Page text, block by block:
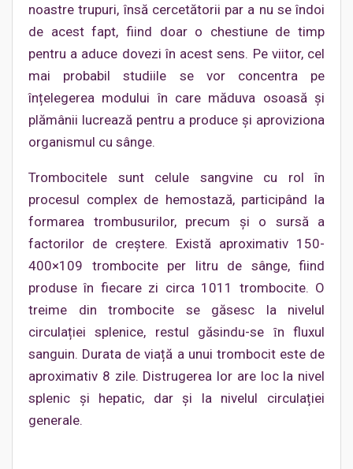
noastre trupuri, însă cercetătorii par a nu se îndoi
de acest fapt, fiind doar o chestiune de timp
pentru a aduce dovezi în acest sens. Pe viitor, cel
mai probabil studiile se vor concentra pe
înțelegerea modului în care măduva osoasă și
plămânii lucrează pentru a produce și aproviziona
organismul cu sânge.
Trombocitele sunt celule sangvine cu rol în
procesul complex de hemostază, participând la
formarea trombusurilor, precum și o sursă a
factorilor de creștere. Există aproximativ 150-
400×109 trombocite per litru de sânge, fiind
produse în fiecare zi circa 1011 trombocite. O
treime din trombocite se găsesc la nivelul
circulației splenice, restul găsindu-se ȋn fluxul
sanguin. Durata de viață a unui trombocit este de
aproximativ 8 zile. Distrugerea lor are loc la nivel
splenic și hepatic, dar și la nivelul circulației
generale.